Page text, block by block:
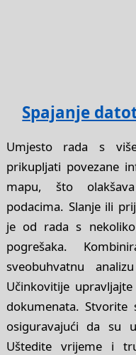
Spajanje
Umjesto rada s
prikupljati povezane
mapu, što
podacima. Slanje ili
je od rada s
pogrešaka.
sveobuhvatnu
Učinkovitije
dokumenata. Stvorite
osiguravajući da su
Uštedite vrijeme i